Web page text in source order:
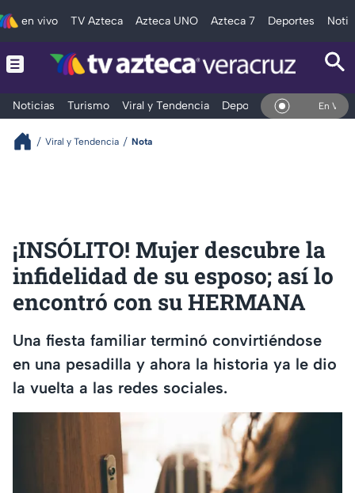
en vivo TV Azteca Azteca UNO Azteca 7 Deportes
Noticias Turismo Viral y Tendencia Deportes Espectáculos
En Vivo
Viral y Tendencia Nota
¡INSÓLITO! Mujer descubre la
infidelidad de su esposo; así lo
encontró con su HERMANA
Una fiesta familiar terminó convirtiéndose
en una pesadilla y ahora la historia ya le dio
la vuelta a las redes sociales.